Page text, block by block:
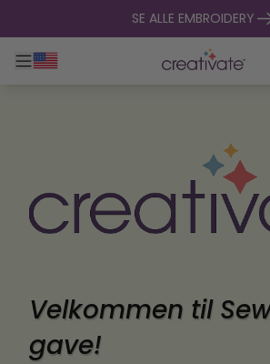
SE ALLE EMBROIDERY
Toggle hovednavigation
Velkommen til
gave!